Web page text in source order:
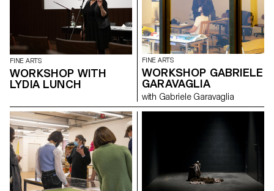
Sunday 6 March: 12 - 7pm
Palexpo Rte François-Peyrot 30
1218 Le Grand-Saconnex
https://palexpo.ch/
FINE ARTS
WORKSHOP WITH
LYDIA LUNCH
FINE ARTS
WORKSHOP GABRIELE
GARAVAGLIA
with Gabriele Garavaglia